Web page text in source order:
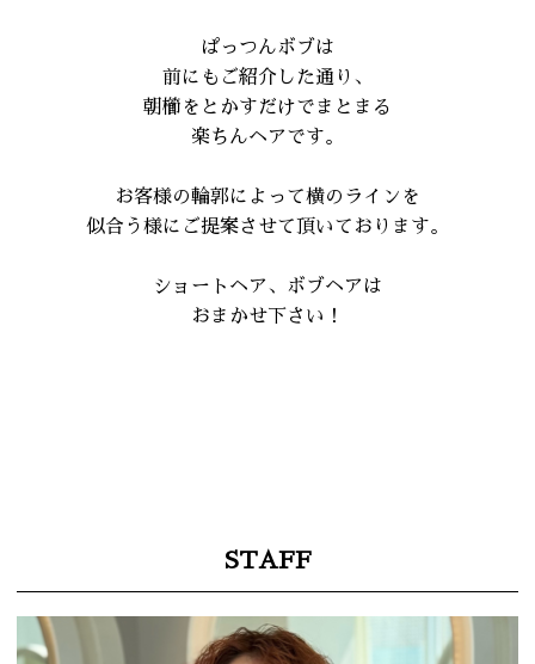
ぱっつんボブは
前にもご紹介した通り、
朝櫛をとかすだけでまとまる
楽ちんヘアです。
お客様の輪郭によって横のラインを
似合う様にご提案させて頂いております。
ショートヘア、ボブヘアは
おまかせ下さい！
STAFF